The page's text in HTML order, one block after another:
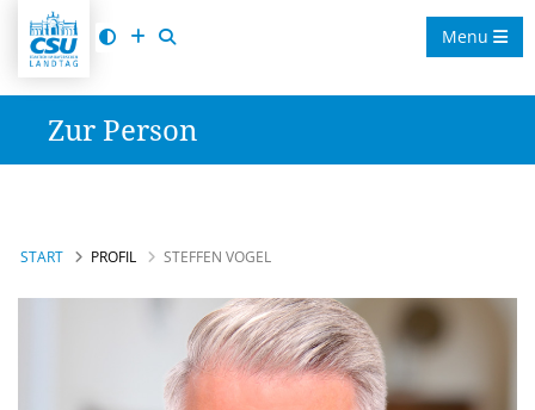
Menu
Zur Person
START PROFIL STEFFEN VOGEL